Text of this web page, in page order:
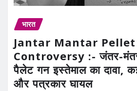
भारत
Jantar Mantar Pellet
Controversy :- जंतर-मंतर
पैलेट गन इस्तेमाल का दावा,
और पत्रकार घायल